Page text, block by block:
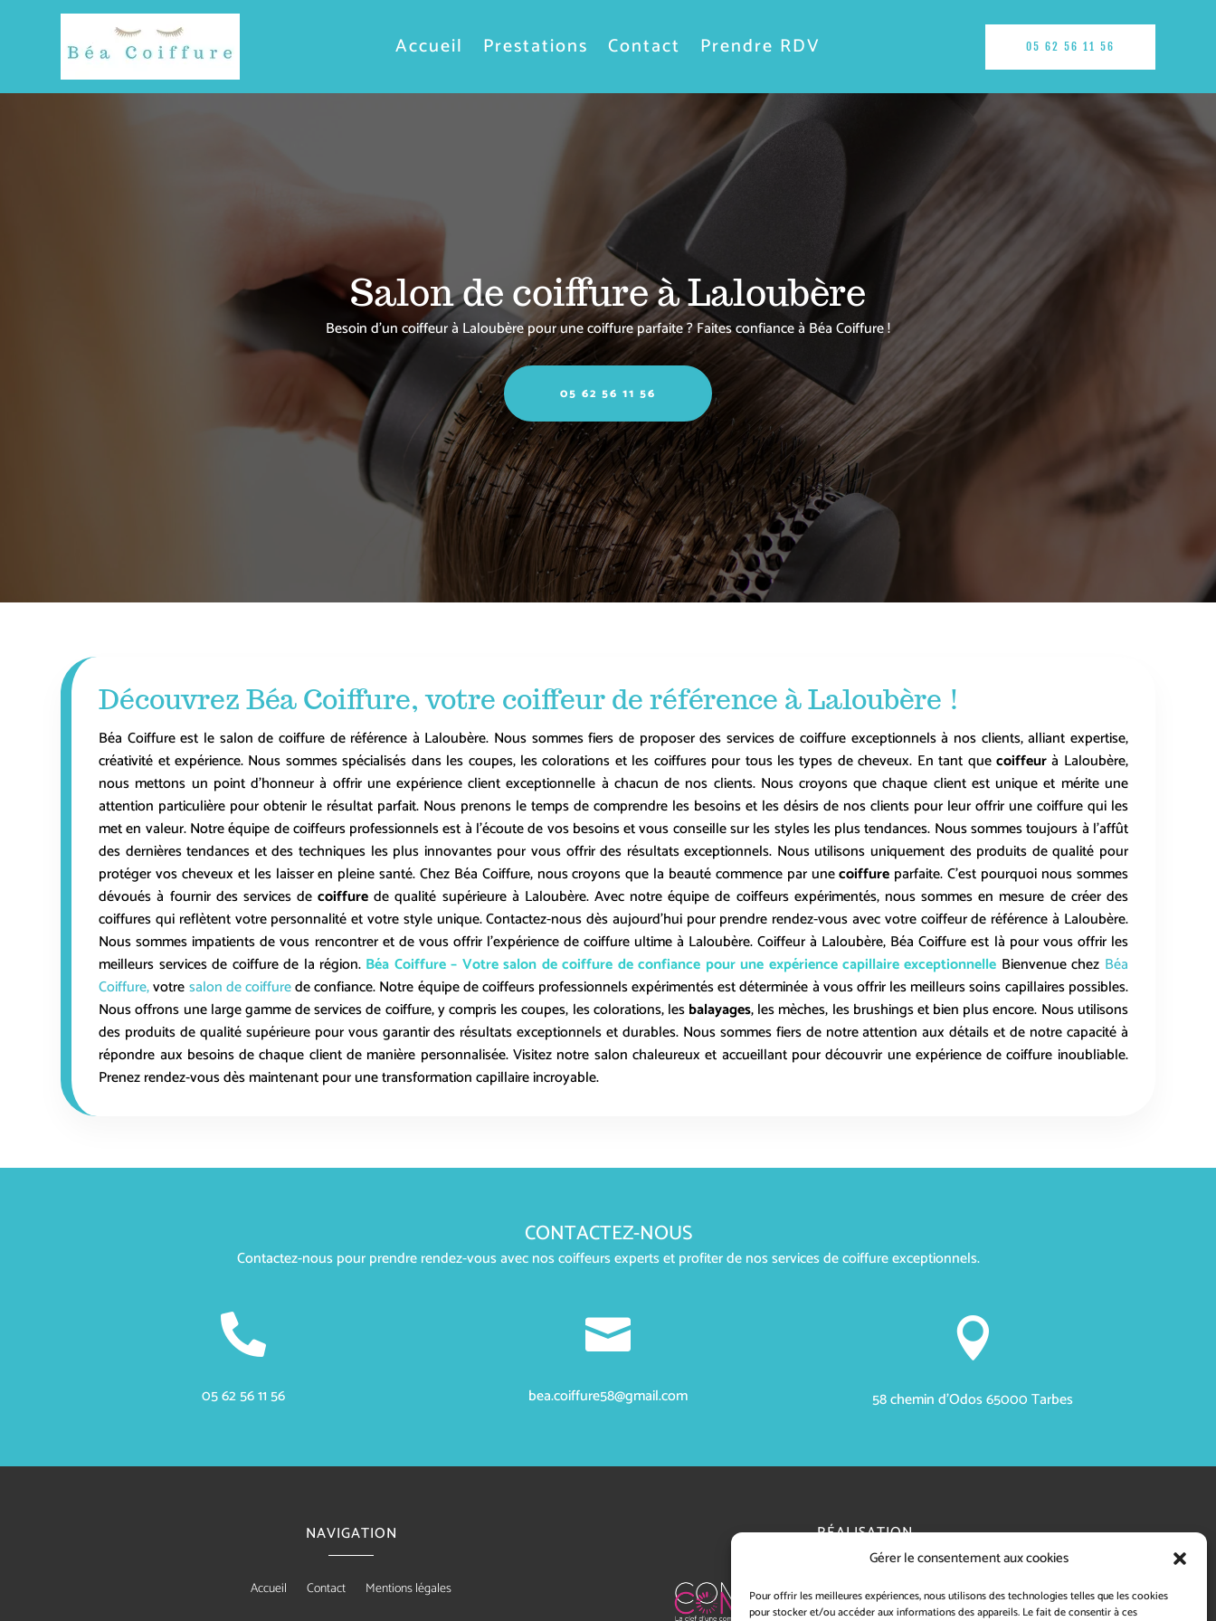
Gérer le consentement aux cookies
Pour offrir les meilleures expériences, nous utilisons des technologies telles que les cookies
pour stocker et/ou accéder aux informations des appareils. Le fait de consentir à ces
Accueil Prestations Contact Prendre RDV 05 62 56 11 56
Salon de coiffure à Laloubère
Besoin d’un coiffeur à Laloubère pour une coiffure parfaite ? Faites confiance à Béa Coiffure !
05 62 56 11 56
Découvrez Béa Coiffure, votre coiffeur de référence à Laloubère !
Béa Coiffure est le salon de coiffure de référence à Laloubère. Nous sommes fiers de proposer des services de coiffure exceptionnels à nos clients, alliant expertise,
créativité et expérience. Nous sommes spécialisés dans les coupes, les colorations et les coiffures pour tous les types de cheveux. En tant quecoiffeurà Laloubère,
nous mettons un point d’honneur à offrir une expérience client exceptionnelle à chacun de nos clients. Nous croyons que chaque client est unique et mérite une
attention particulière pour obtenir le résultat parfait. Nous prenons le temps de comprendre les besoins et les désirs de nos clients pour leur offrir une coiffure qui les
met en valeur. Notre équipe de coiffeurs professionnels est à l’écoute de vos besoins et vous conseille sur les styles les plus tendances. Nous sommes toujours à l’affût
des dernières tendances et des techniques les plus innovantes pour vous offrir des résultats exceptionnels. Nous utilisons uniquement des produits de qualité pour
protéger vos cheveux et les laisser en pleine santé. Chez Béa Coiffure, nous croyons que la beauté commence par unecoiffure parfaite. C’est pourquoi nous sommes
dévoués à fournir des services decoiffure de qualité supérieure à Laloubère. Avec notre équipe de coiffeurs expérimentés, nous sommes en mesure de créer des
coiffures qui reflètent votre personnalité et votre style unique. Contactez-nous dès aujourd’hui pour prendre rendez-vous avec votre coiffeur de référence à Laloubère.
Nous sommes impatients de vous rencontrer et de vous offrir l’expérience de coiffure ultime à Laloubère. Coiffeur à Laloubère, Béa Coiffure est là pour vous offrir les
meilleurs services de coiffure de la région. Béa Coiffure – Votre salon de coiffure de confiance pour une expérience capillaire exceptionnelle Bienvenue chez Béa
Coiffure,votresalon de coiffurede confiance. Notre équipe de coiffeurs professionnels expérimentés est déterminée à vous offrir les meilleurs soins capillaires possibles.
Nous offrons une large gamme de services de coiffure, y compris les coupes, les colorations, lesbalayages, les mèches, les brushings et bien plus encore. Nous utilisons
des produits de qualité supérieure pour vous garantir des résultats exceptionnels et durables. Nous sommes fiers de notre attention aux détails et de notre capacité à
répondre aux besoins de chaque client de manière personnalisée. Visitez notre salon chaleureux et accueillant pour découvrir une expérience de coiffure inoubliable.
Prenez rendez-vous dès maintenant pour une transformation capillaire incroyable.
CONTACTEZ-NOUS
Contactez-nous pour prendre rendez-vous avec nos coiffeurs experts et profiter de nos services de coiffure exceptionnels.

05 62 56 11 56

bea.coiffure58@gmail.com

58 chemin d'Odos 65000 Tarbes
NAVIGATION
Accueil Contact Mentions légales
RÉALISATION